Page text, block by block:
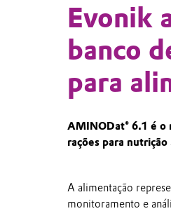
Evonik
banco
para
AMINODat® 6.1 é o
rações para nutrição
A alimentação
monitoramento e